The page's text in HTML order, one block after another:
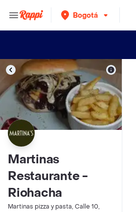
Bogotá
Martinas
Restaurante -
Riohacha
Martinas pizza y pasta, Calle 10,